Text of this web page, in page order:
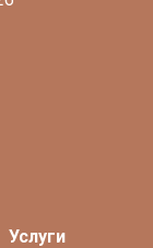
Услуги